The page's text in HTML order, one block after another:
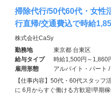
掃除代行/50代60代・女性
行直帰/交通費込で時給
株式会社CaSy
勤務地
東京都 台東区
給与タイプ
時給1,500円～1,860
雇用形態
アルバイト・パート
【仕事内容】50代・60代スタッフ
に 6月からすぐ働ける方歓迎!早期